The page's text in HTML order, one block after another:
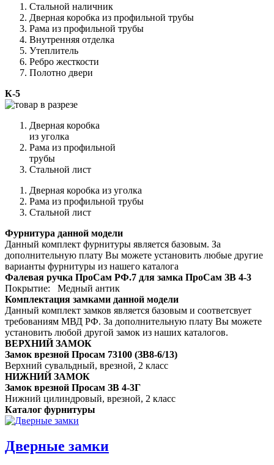
Стальной наличник
Дверная коробка из профильной трубы
Рама из профильной трубы
Внутренняя отделка
Утеплитель
Ребро жесткости
Полотно двери
К-5
Дверная коробка
из уголка
Рама из профильной
трубы
Стальной лист
Дверная коробка из уголка
Рама из профильной трубы
Стальной лист
Фурнитура данной модели
Данный комплект фурнитуры является базовым. За
дополнительную плату Вы можете установить любые другие
варианты фурнитуры из нашего каталога
Фалевая ручка ПроСам РФ.7 для замка ПроСам ЗВ 4-3
Покрытие: Медный антик
Комплектация замками данной модели
Данный комплект замков является базовым и соответсвует
требованиям МВД РФ. За дополнительную плату Вы можете
установить любой другой замок из наших каталогов.
ВЕРХНИЙ ЗАМОК
Замок врезной Просам 73100 (ЗВ8-6/13)
Верхний сувальдный, врезной, 2 класс
НИЖНИЙ ЗАМОК
Замок врезной Просам ЗВ 4-3Г
Нижний цилиндровый, врезной, 2 класс
Каталог фурнитуры
Дверные замки